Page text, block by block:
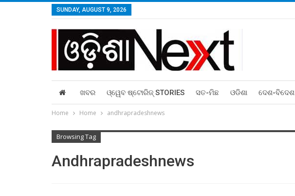
SUNDAY, AUGUST 9, 2026
ଖବର ଓ୍ୱେବ ଷ୍ଟୋରିଜ୍‌ STORIES ସତ-ମିଛ ଓଡିଶା ଦେଶ-ବିଦେଶ
Home Home andhrapradeshnews
Browsing Tag
Andhrapradeshnews